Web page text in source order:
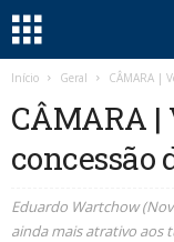
Início Geral CÂMARA |
CÂMARA |
concessão
Eduardo Wartchow
ainda mais atrativo aos